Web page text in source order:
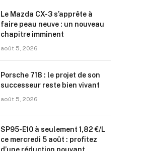
Le Mazda CX-3 s’apprête à
faire peau neuve : un nouveau
chapitre imminent
août 5, 2026
Porsche 718 : le projet de son
successeur reste bien vivant
août 5, 2026
SP95-E10 à seulement 1,82 €/L
ce mercredi 5 août : profitez